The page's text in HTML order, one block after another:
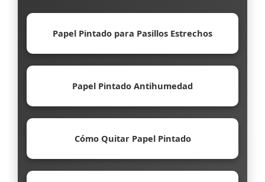
Papel Pintado para Pasillos Estrechos
Papel Pintado Antihumedad
Cómo Quitar Papel Pintado